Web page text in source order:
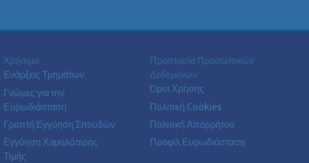
Χρήσιμα
Ενάρξεις Τμημάτων
Γνώμες για την
Ευρωδιάσταση
Γραπτή Εγγύηση Σπουδών
Εγγύηση Χαμηλότερης
Τιμής
Προστασία Προσωπικών
Δεδομένων
Όροι Χρήσης
Πολιτική Cookies
Πολιτική Απορρήτου
Προφίλ Ευρωδιάσταση